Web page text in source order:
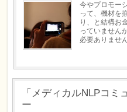
今やプロモー
って、機材を
り、と結構お
っていません
必要ありませ
「メディカルNLPコ
ー